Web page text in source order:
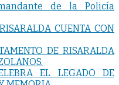
de la Policía
DE RISARALDA